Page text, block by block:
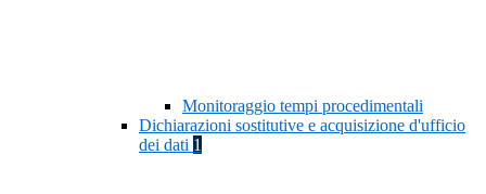
Monitoraggio tempi procedimentali
Dichiarazioni sostitutive e acquisizione d'ufficio
dei dati 1